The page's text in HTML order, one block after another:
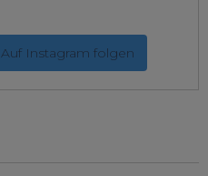
Auf Instagram folgen